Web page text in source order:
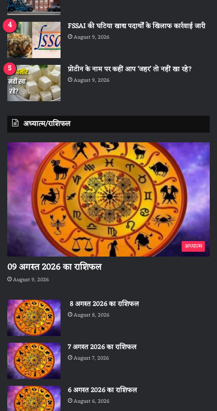
FSSAI की घटिया खाद्य पदार्थों के खिलाफ कार्रवाई जारी
August 9, 2026
प्रोटीन के नाम पर कहीं आप ‘जहर’ तो नहीं खा रहे?
August 9, 2026
अध्यात्म/राशिफल
अध्यात्म
09 अगस्त 2026 का राशिफल
August 9, 2026
8 अगस्त 2026 का राशिफल
August 8, 2026
7 अगस्त 2026 का राशिफल
August 7, 2026
6 अगस्त 2026 का राशिफल
August 6, 2026